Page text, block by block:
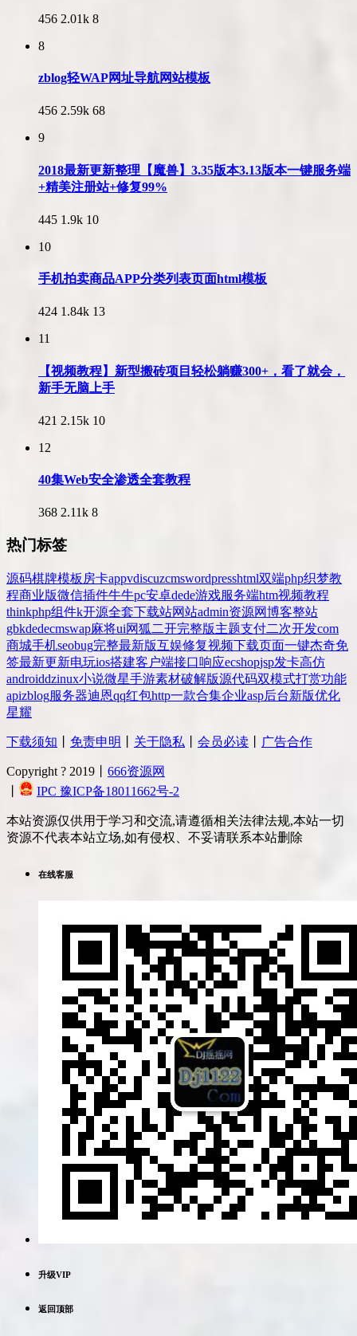
456 2.01k 8
8
zblog轻WAP网址导航网站模板
456 2.59k 68
9
2018最新更新整理【魔兽】3.35版本3.13版本一键服务端
+精美注册站+修复99%
445 1.9k 10
10
手机拍卖商品APP分类列表页面html模板
424 1.84k 13
11
【视频教程】新型搬砖项目轻松躺赚300+，看了就会，
新手无脑上手
421 2.15k 10
12
40集Web安全渗透全套教程
368 2.11k 8
热门标签
源码棋牌模板 房卡appvdiscuzcmswordpresshtml双端php织梦教
程商业版微信插件牛牛pc安卓dede游戏服务端htm视频教程
thinkphp组件k开源全套下载站网站admin资源网博客整站
gbkdedecmswap麻将ui网狐 二开完整版主题支付二次开发com
商城手机seobug完整最新版互娱修复视频下载页面一键杰奇免
签最新更新电玩ios搭建客户端接口响应ecshopjsp发卡高仿
androiddzinux小说微星手游素材破解版源代码双模式打赏功能
apizblog服务器迪恩qq红包http一款合集企业asp后台新版优化
星耀
下载须知 免责申明 关于隐私 会员必读 广告合作
Copyright ? 2019丨 666资源网
IPC 豫ICP备18011662号-2
本站资源仅供用于学习和交流,请遵循相关法律法规,本站一切
资源不代表本站立场,如有侵权、不妥请联系本站删除
在线客服
升级VIP
返回顶部